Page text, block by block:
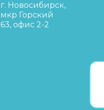
г. Новосибирск,
мкр Горский
63, офис 2-2